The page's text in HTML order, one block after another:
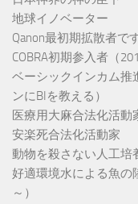
地球イノベーター
Qanon最初期拡散者で
COBRA初期参入者（
ベーシックインカム推
ンにBIを教える）
医療用大麻合法化活動
安楽死合法化活動家
動物を殺さない人工培
好適環境水による魚の
～）